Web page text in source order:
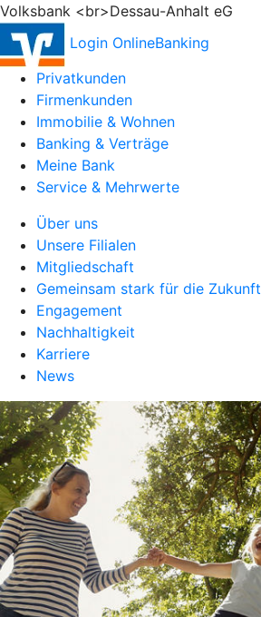
Volksbank <br>Dessau-Anhalt eG
Login OnlineBanking
Privatkunden
Firmenkunden
Immobilie & Wohnen
Banking & Verträge
Meine Bank
Service & Mehrwerte
Über uns
Unsere Filialen
Mitgliedschaft
Gemeinsam stark für die Zukunft
Engagement
Nachhaltigkeit
Karriere
News